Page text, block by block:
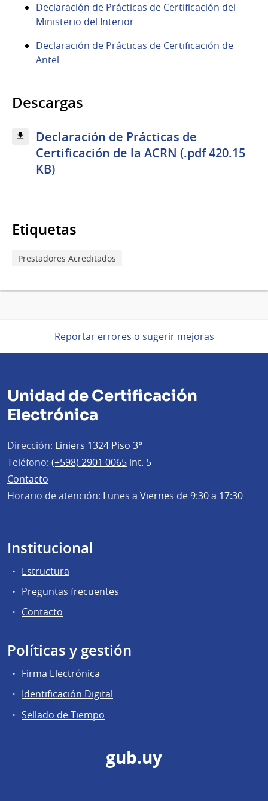
Declaración de Prácticas de Certificación del
Ministerio del Interior
Declaración de Prácticas de Certificación de
Antel
Descargas
Declaración de Prácticas de
Certificación de la ACRN​ (.pdf 420.15
KB)
Etiquetas
Prestadores Acreditados
Reportar errores o sugerir mejoras
Unidad de Certificación
Electrónica
Dirección: Liniers 1324 Piso 3°
Teléfono: (+598) 2901 0065 int. 5
Contacto
Horario de atención: Lunes a Viernes de 9:30 a 17:30
Institucional
Estructura
Preguntas frecuentes
Contacto
Políticas y gestión
Firma Electrónica
Identificación Digital
Sellado de Tiempo
gub.uy